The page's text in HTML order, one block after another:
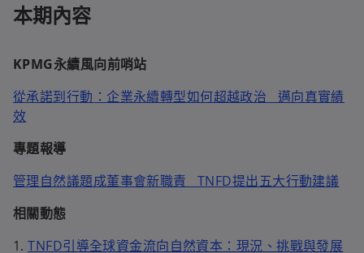
本期內容
KPMG永續風向前哨站
從承諾到行動：企業永續轉型如何超越政治 邁向真實績
效
專題報導
管理自然議題成董事會新職責 TNFD提出五大行動建議
相關動態
1.TNFD引導全球資金流向自然資本：現況、挑戰與發展